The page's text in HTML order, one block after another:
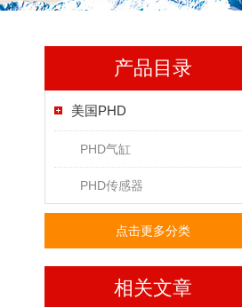
产品目录
美国PHD
PHD气缸
PHD传感器
点击更多分类
相关文章